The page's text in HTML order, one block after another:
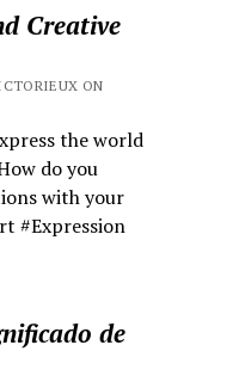
Creative
ON
the world
do you
with your
#Expression
de